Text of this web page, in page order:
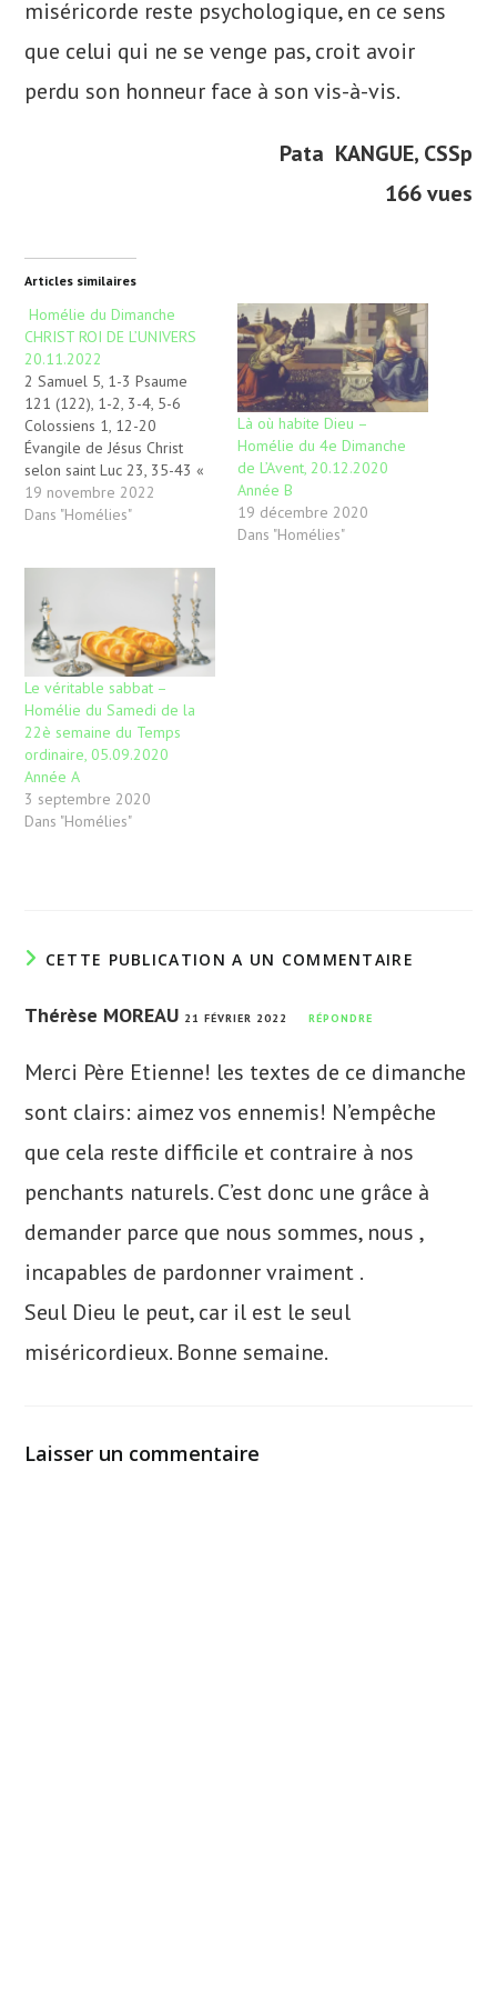
miséricorde reste psychologique, en ce sens
que celui qui ne se venge pas, croit avoir
perdu son honneur face à son vis-à-vis.
Pata KANGUE, CSSp
166 vues
Articles similaires
Homélie du Dimanche
CHRIST ROI DE L’UNIVERS
20.11.2022
2 Samuel 5, 1-3 Psaume
121 (122), 1-2, 3-4, 5-6
Colossiens 1, 12-20
Évangile de Jésus Christ
selon saint Luc 23, 35-43 «
Christ Roi de l’Univers» Dieu
le Père nous « a placés
pas de doute, Jésus, Fils de
Dieu…
19 novembre 2022
Dans "Homélies"
Là où habite Dieu –
Homélie du 4e Dimanche
de L’Avent, 20.12.2020
Année B
19 décembre 2020
Dans "Homélies"
Le véritable sabbat –
Homélie du Samedi de la
22è semaine du Temps
ordinaire, 05.09.2020
Année A
3 septembre 2020
Dans "Homélies"
CETTE PUBLICATION A UN COMMENTAIRE
Thérèse MOREAU 21 FÉVRIER 2022 RÉPONDRE
Merci Père Etienne! les textes de ce dimanche
sont clairs: aimez vos ennemis! N’empêche
que cela reste difficile et contraire à nos
penchants naturels. C’est donc une grâce à
demander parce que nous sommes, nous ,
incapables de pardonner vraiment .
Seul Dieu le peut, car il est le seul
miséricordieux. Bonne semaine.
Laisser un commentaire